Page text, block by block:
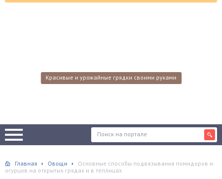
Красивые и урожайные грядки своими руками
Главная Овощи
Основные способы подвязывания помидоров и
огурцов на открытых грядах и в теплицах